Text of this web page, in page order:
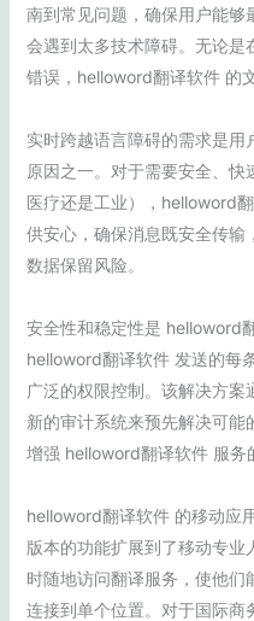
南到常见问题，确保用户能够
会遇到太多技术障碍。无论是
错误，helloword翻译软件 的
实时跨越语言障碍的需求是
原因之一。对于需要安全、快
医疗还是工业），helloword
供安心，确保消息既安全传输
数据保留风险。
安全性和稳定性是 helloword
helloword翻译软件 发送的每
广泛的权限控制。该解决方
新的审计系统来预先解决可能
增强 helloword翻译软件 服务
helloword翻译软件 的移动应
版本的功能扩展到了移动专
时随地访问翻译服务，使他
连接到单个位置。对于国际